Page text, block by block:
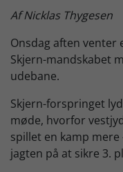
Skjern Bank Grand
Nyhedsbrev
Køb Billet
Af Nicklas Thygesen
Onsdag aften venter
Skjern-mandskabet
udebane.
Skjern-forspringet
møde, hvorfor
spillet en kamp
jagten på at sikre 3.